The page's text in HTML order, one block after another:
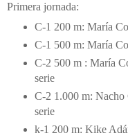
Primera jornada:
C-1 200 m: María
C-1 500 m: María
C-2 500 m : María
serie
C-2 1.000 m: Nacho
serie
k-1 200 m: Kike